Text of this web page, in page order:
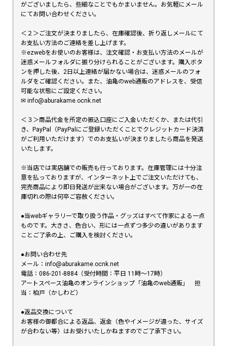
がございましたら、些細なことでもかまいません。お気軽にメール
にてお問い合わせください。
＜２＞ご注文が決まりましたら、在庫確認後、折り返しメールにて
お支払い方法のご連絡を差し上げます。
※ezwebをお使いのお客様は、注文確認・お支払い方法のメールが
迷惑メールフォルダに振り分けられることがございます。購入ボタ
ンを押した後、2日以上連絡が届かない場合は、迷惑メールのフォ
ルダをご確認ください。また、油亀のweb通販のアドレスを、受信
可能な状態にご設定ください。
✉︎ info@aburakame.ocnk.net
＜３＞商品代金を所定の振込口座にご入金いただくか、または代引
き、PayPal（PayPalにご登録いただくことでクレジットカード決済
がご利用いただけます）でのお支払いが決まりましたら商品を発送
いたします。
※当店では実店舗での販売も行っております。在庫管理には十分注
意を払っておりますが、インターネット上でご注文いただけても、
完売商品により即日発送が出来ない場合がございます。万が一の在
庫切れの際は何卒ご容赦ください。
●当webギャラリーで取り扱う作品・グッズはすべて作家による一点
ものです。大きさ、色合い、形には一点ずつ多少の違いがあります
ことご了承の上、ご購入を検討ください。
●お問い合わせ先
メール：info@aburakame.ocnk.net
電話：086-201-8884（受付時間：平日 11時〜17時）
アートスペース油亀のオンラインショップ「油亀のweb通販」 担
当：柏戸（かしわど）
●返品交換について
お客様の御都合による返品、返金（色やイメージが違った、サイズ
が合わない等）はお受けいたしかねますのでご了承下さい。